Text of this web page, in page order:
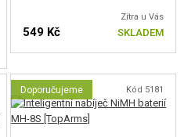
Zítra u Vás
549 Kč SKLADEM
Doporučujeme Kód 5181